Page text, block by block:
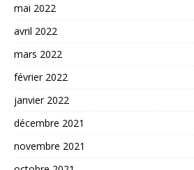
mai 2022
avril 2022
mars 2022
février 2022
janvier 2022
décembre 2021
novembre 2021